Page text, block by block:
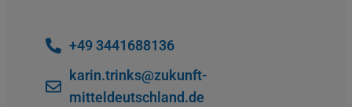
+49 3441688136
karin.trinks@zukunft-
mitteldeutschland.de